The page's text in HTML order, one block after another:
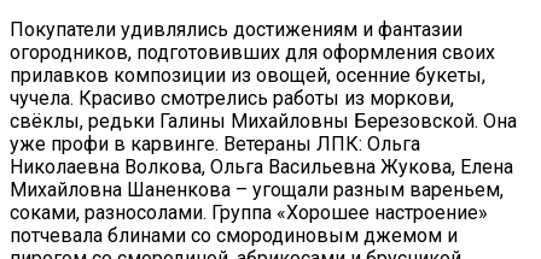
Покупатели удивлялись достижениям и фантазии
огородников, подготовивших для оформления своих
прилавков композиции из овощей, осенние букеты,
чучела. Красиво смотрелись работы из моркови,
свёклы, редьки Галины Михайловны Березовской. Она
уже профи в карвинге. Ветераны ЛПК: Ольга
Николаевна Волкова, Ольга Васильевна Жукова, Елена
Михайловна Шаненкова – угощали разным вареньем,
соками, разносолами. Группа «Хорошее настроение»
потчевала блинами со смородиновым джемом и